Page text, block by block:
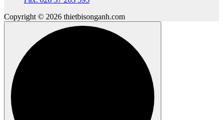
Copyright © 2026 thietbisonganh.com